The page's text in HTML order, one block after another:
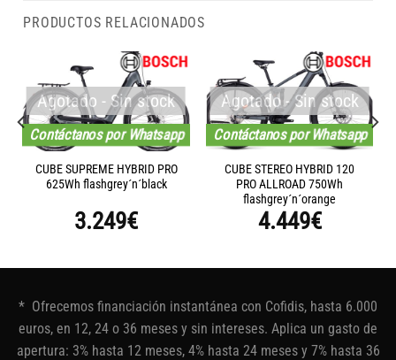
PRODUCTOS RELACIONADOS
Contáctanos por Whatsapp
Agotado - Sin stock
CUBE SUPREME HYBRID PRO
625Wh flashgrey´n´black
3.249€
Contáctanos por Whatsapp
Agotado - Sin stock
CUBE STEREO HYBRID 120
PRO ALLROAD 750Wh
flashgrey´n´orange
4.449€
* Ofrecemos financiación instantánea con Cofidis, hasta 6.000
euros, en 12, 24 o 36 meses y sin intereses. Aplica un gasto de
apertura: 3% hasta 12 meses, 4% hasta 24 meses y 7% hasta 36